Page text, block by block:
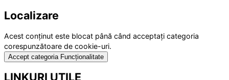
Localizare
Acest conținut este blocat până când acceptați categoria
corespunzătoare de cookie-uri.
Accept categoria Funcționalitate
LINKURI UTILE